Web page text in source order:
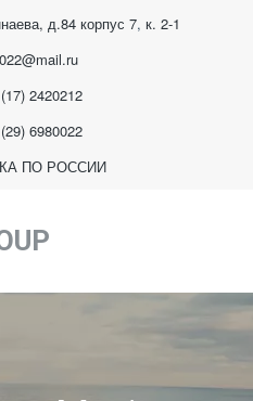
д.84 корпус 7, к. 2-1
2420212
6980022
ПО РОССИИ